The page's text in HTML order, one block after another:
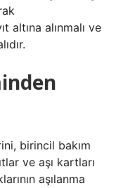
altına alınmalı ve
birincil bakım
ve aşı kartları
aşılanma